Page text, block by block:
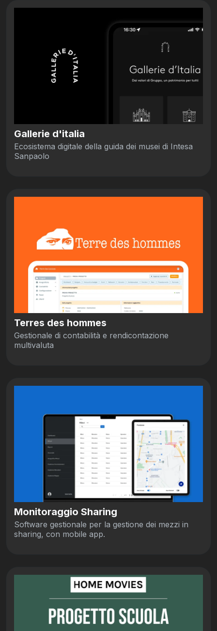
Gallerie d'italia
Ecosistema digitale della guida dei musei di Intesa
Sanpaolo
Terres des hommes
Gestionale di contabilità e rendicontazione
multivaluta
Monitoraggio Sharing
Software gestionale per la gestione dei mezzi in
sharing, con mobile app.